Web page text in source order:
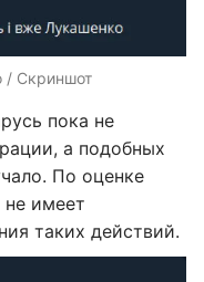
/ Скриншот
пока не
а подобных
По оценке
не имеет
таких действий.